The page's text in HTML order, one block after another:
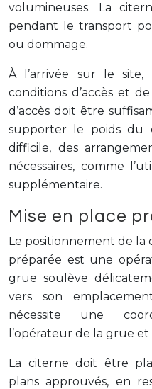
volumineuses. La
pendant le transport
ou dommage.
À l’arrivée sur le
conditions d’accès et
d’accès doit être
supporter le poids du
difficile, des
nécessaires, comme
supplémentaire.
Mise en place
Le positionnement de la
préparée est une
grue soulève
vers son
nécessite une
l’opérateur de la grue et
La citerne doit être
plans approuvés, en